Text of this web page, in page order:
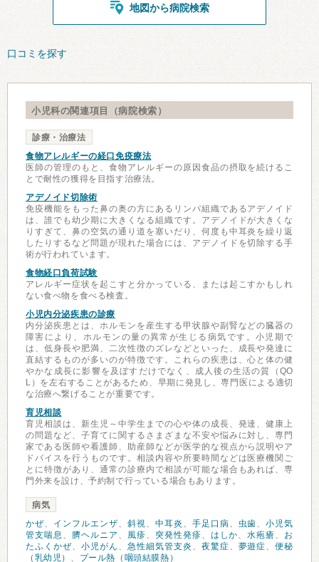
地図から病院検索
口コミを探す
小児科の関連項目（病院検索）
診療・治療法
食物アレルギーの経口免疫療法
医師の管理のもと、食物アレルギーの原因食品の摂取を続けるこ
とで耐性の獲得を目指す治療法。
アデノイド切除術
免疫機能をもった鼻の奥の方にあるリンパ組織であるアデノイド
は、誰でも幼少期に大きくなる組織です。アデノイドが大きくな
りすぎて、鼻の空気の通り道を塞いだり、何度も中耳炎を繰り返
したりするなど問題が現れた場合には、アデノイドを切除する手
術が行われています。
食物経口負荷試験
アレルギー症状を起こすと分かっている、または起こすかもしれ
ない食べ物を食べる検査。
小児内分泌疾患の診療
内分泌疾患とは、ホルモンを産生する甲状腺や副腎などの臓器の
障害により、ホルモンの量の異常が生じる病気です。小児期で
は、低身長や肥満、二次性徴のズレなどといった、成長や発達に
直結するものが多いのが特徴です。これらの疾患は、心と体の健
やかな成長に影響を及ぼすだけでなく、成人後の生活の質（QO
L）を左右することがあるため、早期に発見し、専門医による適切
な治療へ繋げることが重要です。
育児相談
育児相談は、新生児～中学生までの心や体の成長、発達、健康上
の問題など、子育てに関するさまざまな不安や悩みに対し、専門
家である医師や看護師、助産師などが医学的な視点から説明やア
ドバイスを行うものです。相談内容や所要時間などは医療機関ご
とに特徴があり、通常の診療内で相談が可能な場合もあれば、専
門外来を設け、予約制で行っている場合もあります。
病気
かぜ、 インフルエンザ、 斜視、 中耳炎 、 手足口病、 虫歯、小児気
管支喘息 、 臍ヘルニア 、 風疹、 突発性発疹、 はしか、水疱瘡、 お
たふくかぜ、 小児がん 、 急性細気管支炎 、 夜驚症、 夢遊症、便秘
（乳幼児） 、 プール熱（咽頭結膜熱）